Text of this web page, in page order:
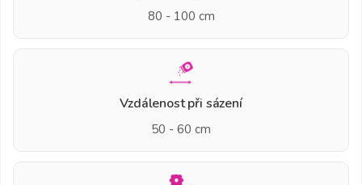
80 - 100 cm
Vzdálenost při sázení
50 - 60 cm